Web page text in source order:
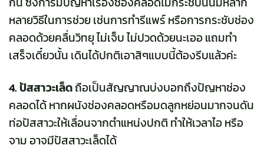
หลายวิธีในการช่วย เช่นการทำรีแพร์หรือการกระชับช่อง
คลอดด้วยคลื่นวิทยุ ไม่เจ็บ ไม่ปวดด้วยนะเออ แถมทำ
เสร็จเดี๋ยวนั้น เดินได้ปกติเอาสิๆแบบนี้ต้องรีบแล้วค่ะ
4. ปัสสาวะเล็ดถือเป็นสัญญาณบ่งบอกถึงปัญหาช่อง
คลอดได้ หากผนังช่องคลอดหรือมดลูกหย่อนมากจนดัน
ท่อปัสสาวะให้เลื่อนจากตำแหน่งปกติ ทำให้เวลาไอ หรือ
จาม อาจมีปัสสาวะเล็ดได้